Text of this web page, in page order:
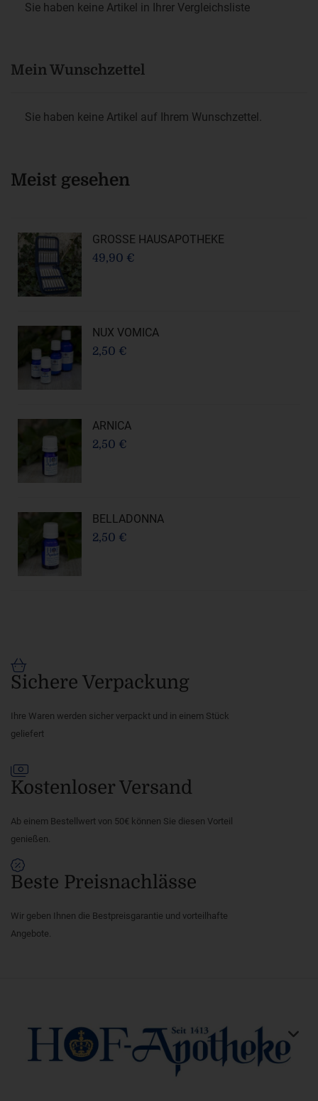
Sie haben keine Artikel in Ihrer Vergleichsliste
Mein Wunschzettel
Sie haben keine Artikel auf Ihrem Wunschzettel.
Meist gesehen
GROSSE HAUSAPOTHEKE
49,90 €
NUX VOMICA
2,50 €
ARNICA
2,50 €
BELLADONNA
2,50 €
Sichere Verpackung
Ihre Waren werden sicher verpackt und in einem Stück
geliefert
Kostenloser Versand
Ab einem Bestellwert von 50€ können Sie diesen Vorteil
genießen.
Beste Preisnachlässe
Wir geben Ihnen die Bestpreisgarantie und vorteilhafte
Angebote.